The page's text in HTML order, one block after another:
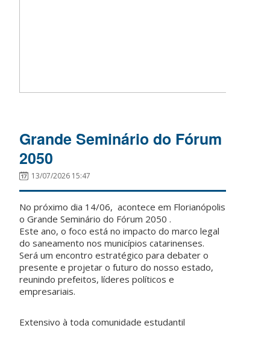
Grande Seminário do Fórum
2050
13/07/2026 15:47
No próximo dia 14/06, acontece em Florianópolis
o Grande Seminário do Fórum 2050 .
Este ano, o foco está no impacto do marco legal
do saneamento nos municípios catarinenses.
Será um encontro estratégico para debater o
presente e projetar o futuro do nosso estado,
reunindo prefeitos, líderes políticos e
empresariais.
Extensivo à toda comunidade estudantil